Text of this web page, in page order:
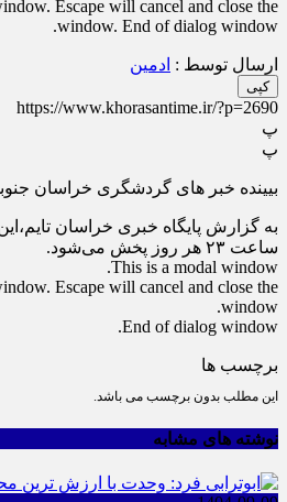
Escape will cancel and close the
window. End of dialog window.
ارسال توسط : ادمین
کپی
https://www.khorasantime.ir/?p=2690
پ
پ
بیینده خبر های گردشگری خراسان جنوبی در
ساعت ۲۳ هر روز پخش می‌شود.
This is a modal window.
Escape will cancel and close the
window.
End of dialog window.
برچسب ها
این مطلب بدون برچسب می باشد.
نوشته های مشابه